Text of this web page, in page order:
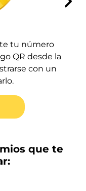
tu número
QR desde la
con un
que te